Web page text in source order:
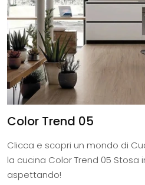
Color Trend 05
Clicca e scopri un mondo di
la cucina Color Trend 05
aspettando!